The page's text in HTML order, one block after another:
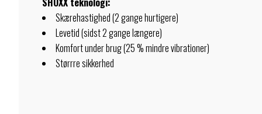
Skærehastighed (2 gange hurtigere)
Levetid (sidst 2 gange længere)
Komfort under brug (25 % mindre vibrationer)
Størrre sikkerhed